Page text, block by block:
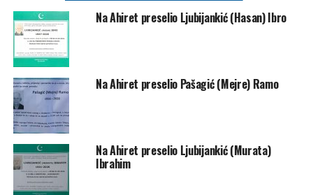
UP NEXT
Na Ahiret preselio Jusić (Mustafe) Ismet
DON'T MISS
Na Ahiret preselio Abdić (Ibre) Zarif
Na Ahiret preselio Ljubijankić (Hasan) Ibro
Na Ahiret preselio Pašagić (Mejre) Ramo
Na Ahiret preselio Ljubijankić (Murata)
Ibrahim